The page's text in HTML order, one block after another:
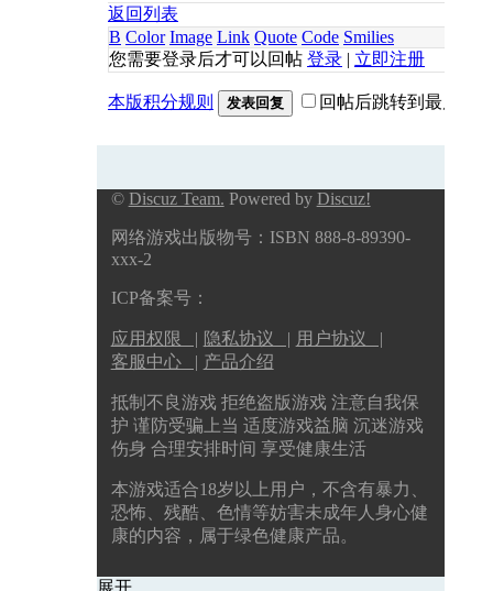
返回列表
B Color Image Link Quote Code Smilies
您需要登录后才可以回帖 登录 | 立即注册
本版积分规则 发表回复 回帖后跳转到最后一
© Discuz Team. Powered by Discuz!
网络游戏出版物号：ISBN 888-8-89390-
xxx-2
ICP备案号：
应用权限 | 隐私协议 | 用户协议 |
客服中心 | 产品介绍
抵制不良游戏 拒绝盗版游戏 注意自我保
护 谨防受骗上当 适度游戏益脑 沉迷游戏
伤身 合理安排时间 享受健康生活
本游戏适合18岁以上用户，不含有暴力、
恐怖、残酷、色情等妨害未成年人身心健
康的内容，属于绿色健康产品。
展开